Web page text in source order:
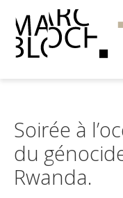
Soirée à
du
Rwanda.